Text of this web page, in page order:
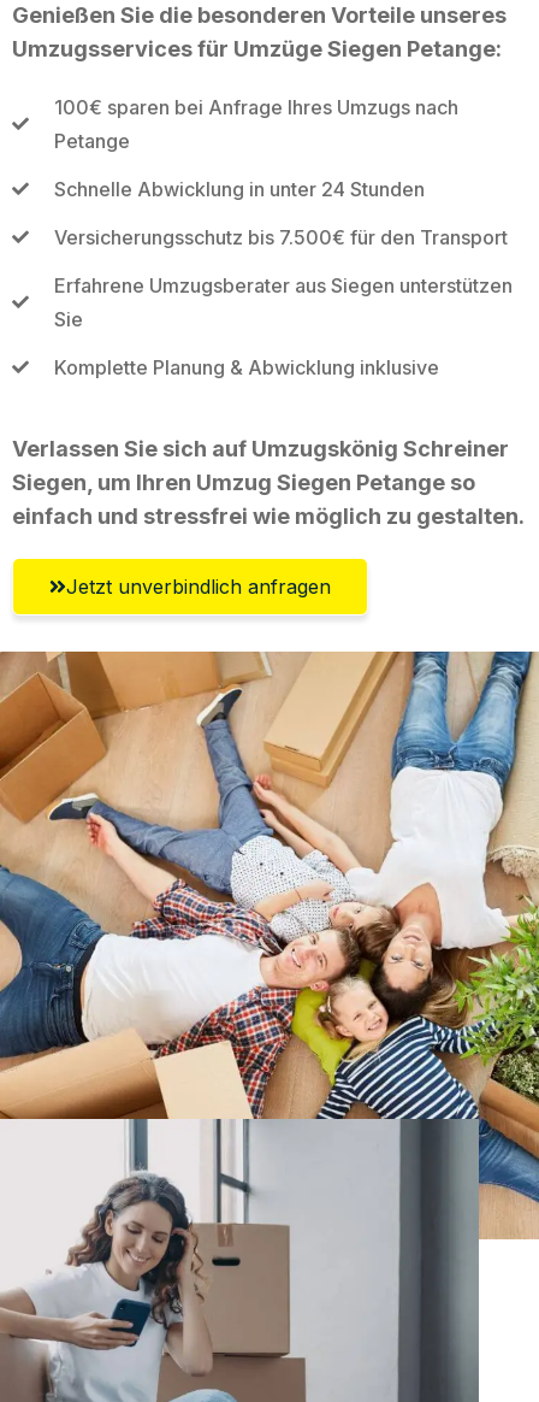
Genießen Sie die besonderen Vorteile unseres
Umzugsservices für Umzüge Siegen Petange:
100€ sparen bei Anfrage Ihres Umzugs nach
Petange
Schnelle Abwicklung in unter 24 Stunden
Versicherungsschutz bis 7.500€ für den Transport
Erfahrene Umzugsberater aus Siegen unterstützen
Sie
Komplette Planung & Abwicklung inklusive
Verlassen Sie sich auf Umzugskönig Schreiner
Siegen, um Ihren Umzug Siegen Petange so
einfach und stressfrei wie möglich zu gestalten.
Jetzt unverbindlich anfragen